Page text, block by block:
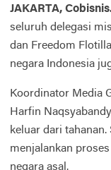
JAKARTA,
seluruh delegasi
dan Freedom
negara Indonesia
Koordinator Media
Harfin
keluar dari
menjalankan
negara asal.